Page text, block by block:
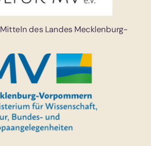
des Landes Mecklenburg-